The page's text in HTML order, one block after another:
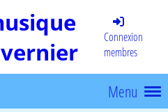
Connexion
membres
Menu